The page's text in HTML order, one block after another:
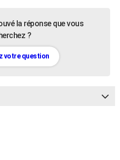
la réponse que vous
?
votre question